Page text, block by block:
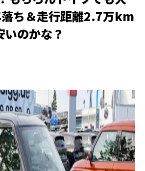
ち＆走行距離2.7万km
いのかな？